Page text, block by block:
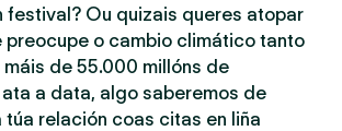
festival? Ou quizais queres atopar
preocupe o cambio climático tanto
máis de 55.000 millóns de
a data, algo saberemos de
túa relación coas citas en liña